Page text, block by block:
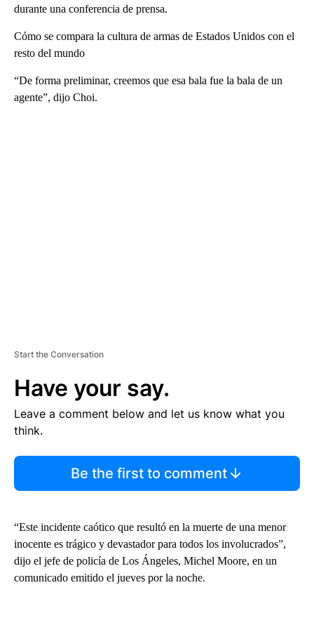
durante una conferencia de prensa.
Cómo se compara la cultura de armas de Estados Unidos con el
resto del mundo
“De forma preliminar, creemos que esa bala fue la bala de un
agente”, dijo Choi.
Start the Conversation
Have your say.
Leave a comment below and let us know what you
think.
Be the first to comment
“Este incidente caótico que resultó en la muerte de una menor
inocente es trágico y devastador para todos los involucrados”,
dijo el jefe de policía de Los Ángeles, Michel Moore, en un
comunicado emitido el jueves por la noche.